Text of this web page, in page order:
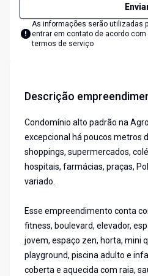
As informações serão utilizadas
entrar em contato de acordo com
termos de serviço
Descrição
Condomínio alto padrão na
excepcional há poucos metros
shoppings, supermercados,
hospitais, farmácias, praças,
variado.
Esse empreendimento conta
fitness, boulevard, elevador,
jovem, espaço zen, horta, mini
playground, piscina adulto e
coberta e aquecida com raia,